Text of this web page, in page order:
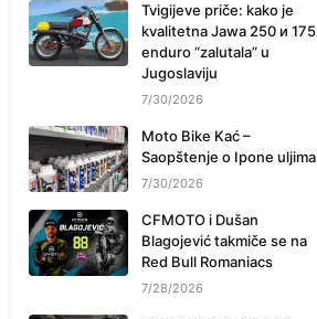
Tvigijeve priče: kako je
kvalitetna Jawa 250 и 175
enduro “zalutala” u
Jugoslaviju
7/30/2026
Moto Bike Kać –
Saopštenje o Ipone uljima
7/30/2026
CFMOTO i Dušan
Blagojević takmiče se na
Red Bull Romaniacs
7/28/2026